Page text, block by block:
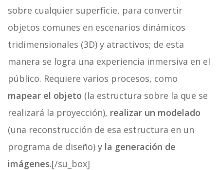
sobre cualquier superficie, para convertir
objetos comunes en escenarios dinámicos
tridimensionales (3D) y atractivos; de esta
manera se logra una experiencia inmersiva en el
público. Requiere varios procesos, como
mapear el objeto (la estructura sobre la que se
realizará la proyección), realizar un modelado
(una reconstrucción de esa estructura en un
programa de diseño) y la generación de
imágenes.[/su_box]